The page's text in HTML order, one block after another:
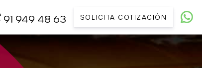
91 949 48 63 SOLICITA COTIZACIÓN